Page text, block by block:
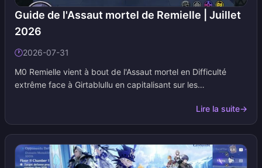
Guide de l'Assaut mortel de Remielle | Juillet
2026
🕐2026-07-31
M0 Remielle vient à bout de l'Assaut mortel en Difficulté
extrême face à Girtablullu en capitalisant sur les
bouclier et les bursts pendant la fenêtre d'étourdissement.
Cette page aborde l'équipe Remielle + Aria + Velina, les trois
mécaniques du boss et les builds qui permettent de
dépasser les 30 000 points. Nous mettons cette page à jour
lors des changements de rotation ou de bonus, pensez donc
Lire la suite→